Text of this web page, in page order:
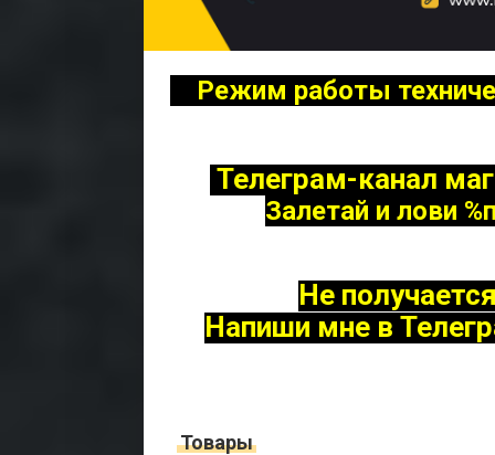
Режим работы
Телеграм-канал
Залетай и лови %
Не
Напиши мне в
Товары